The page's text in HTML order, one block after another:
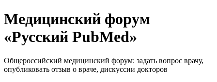
Медицинский форум
«Русский PubMed»
Общероссийский медицинский форум: задать вопрос врачу,
опубликовать отзыв о враче, дискуссии докторов